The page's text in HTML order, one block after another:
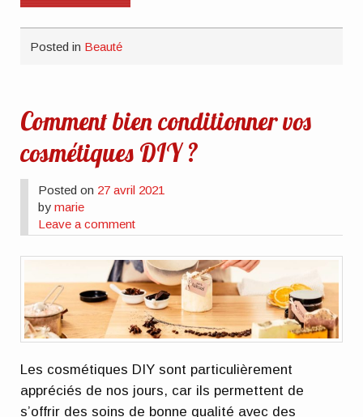
Posted in Beauté
Comment bien conditionner vos
cosmétiques DIY ?
Posted on 27 avril 2021
bymarie
Leave a comment
Les cosmétiques DIY sont particulièrement
appréciés de nos jours, car ils permettent de
s’offrir des soins de bonne qualité avec des